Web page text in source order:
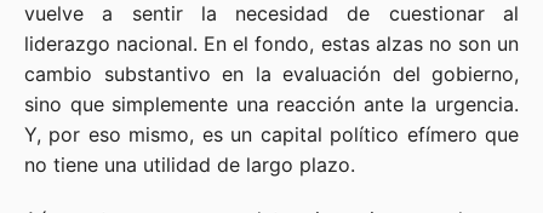
vuelve a sentir la necesidad de cuestionar al
liderazgo nacional. En el fondo, estas alzas no son un
cambio substantivo en la evaluación del gobierno,
sino que simplemente una reacción ante la urgencia.
Y, por eso mismo, es un capital político efímero que
no tiene una utilidad de largo plazo.